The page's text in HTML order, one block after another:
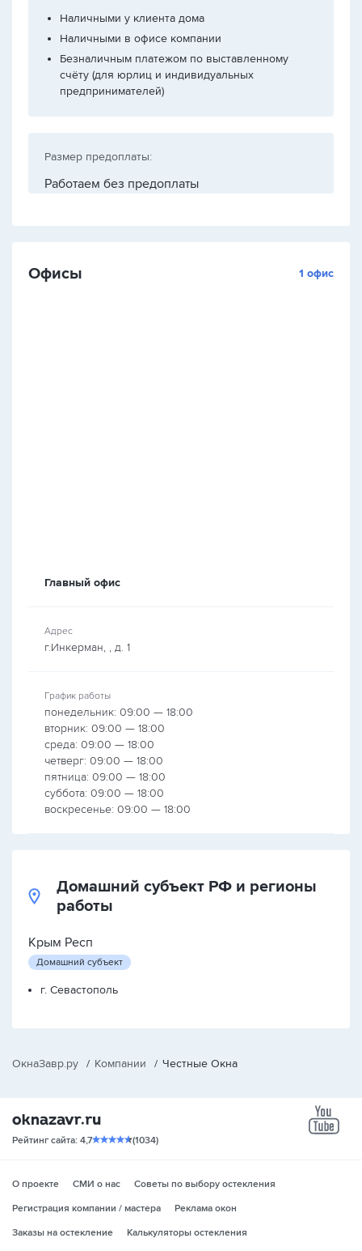
Наличными у клиента дома
Наличными в офисе компании
Безналичным платежом по выставленному
счёту (для юрлиц и индивидуальных
предпринимателей)
Размер предоплаты:
Работаем без предоплаты
Офисы 1 офис
Главный офис
Адрес
г.Инкерман, , д. 1
График работы
понедельник: 09:00 — 18:00
вторник: 09:00 — 18:00
среда: 09:00 — 18:00
четверг: 09:00 — 18:00
пятница: 09:00 — 18:00
суббота: 09:00 — 18:00
воскресенье: 09:00 — 18:00
Домашний субъект РФ и регионы
работы
Крым Респ
Домашний субъект
г. Севастополь
ОкнаЗавр.ру / Компании / Честные Окна
Рейтинг сайта: 4,7 (1034)
О проекте СМИ о нас
Советы по выбору остекления
Регистрация компании / мастера
Реклама окон
Заказы на остекление
Калькуляторы остекления